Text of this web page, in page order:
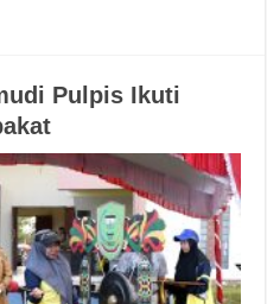
Pulpis Ikuti